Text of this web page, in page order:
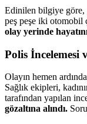
Edinilen bilgiye göre,
peş peşe iki otomobil
olay yerinde
Polis İncelemesi
Olayın hemen
Sağlık ekipleri,
tarafından yapılan
gözaltına alındı.